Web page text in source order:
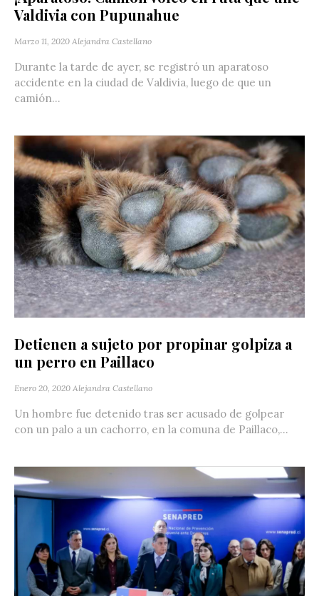
Valdivia con Pupunahue
Marzo 11, 2020 Alejandra Castellano
Durante la tarde de ayer, se registró un aparatoso
accidente en la ciudad de Valdivia, luego de que un
camión...
Detienen a sujeto por propinar golpiza a
un perro en Paillaco
Enero 20, 2020 Alejandra Castellano
Un hombre fue detenido tras ser acusado de golpear
con un palo a un cachorro, en la comuna de Paillaco,...